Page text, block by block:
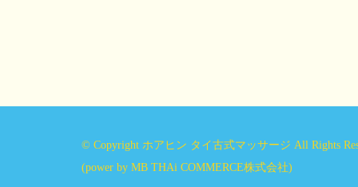
© Copyright ホアヒン タイ古式マッサージ All Rights
(power by MB THAi COMMERCE株式会社)